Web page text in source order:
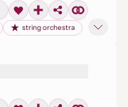
string orchestra